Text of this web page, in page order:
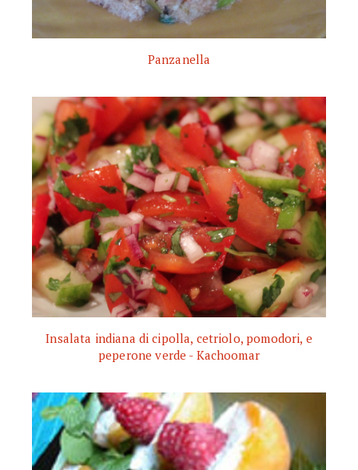
Panzanella
Insalata indiana di cipolla, cetriolo, pomodori, e
peperone verde - Kachoomar